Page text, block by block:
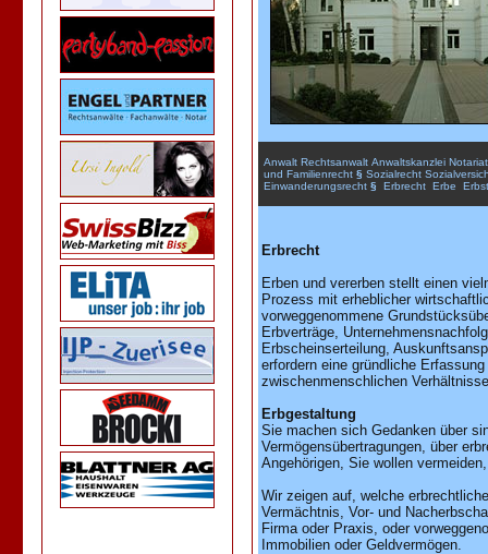
Anwalt Rechtsanwalt Anwaltskanzlei Notariat
und Familienrecht § Sozialrecht
Einwanderungsrecht § Erbrecht Erbe
Erbrecht
Erben und vererben stellt einen
Prozess mit erheblicher
vorweggenommene
Erbverträge,
Erbscheinserteilung,
erfordern eine gründliche
zwischenmenschlichen
Erbgestaltung
Sie machen sich Gedanken über
Vermögensübertragungen, über
Angehörigen, Sie wollen
Wir zeigen auf, welche
Vermächtnis, Vor- und
Firma oder Praxis, oder
Immobilien oder Geldvermögen.